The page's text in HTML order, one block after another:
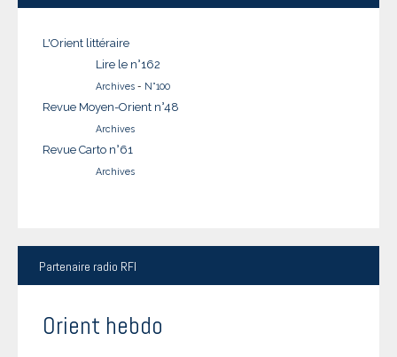
L'Orient littéraire
Lire le n°162
Archives - N°100
Revue Moyen-Orient n°48
Archives
Revue Carto n°61
Archives
Partenaire radio RFI
Orient hebdo